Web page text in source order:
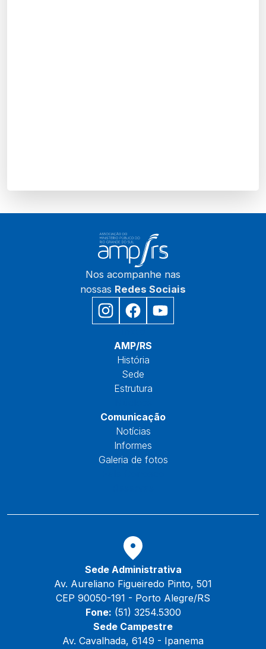
Nos acompanhe nas
nossas Redes Sociais
AMP/RS
História
Sede
Estrutura
Comunicação
Notícias
Informes
Galeria de fotos
Sede Administrativa
Av. Aureliano Figueiredo Pinto, 501
CEP 90050-191 - Porto Alegre/RS
Fone: (51) 3254.5300
Sede Campestre
Av. Cavalhada, 6149 - Ipanema